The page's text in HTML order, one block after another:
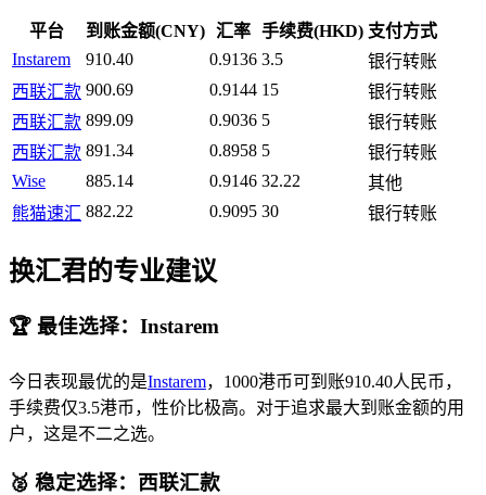
平台 到账金额(CNY) 汇率 手续费(HKD) 支付方式
Instarem
910.40 0.9136 3.5
银行转账
西联汇款 900.69 0.9144 15
银行转账
西联汇款 899.09 0.9036 5
银行转账
西联汇款 891.34 0.8958 5
银行转账
Wise
885.14 0.9146 32.22
其他
熊猫速汇 882.22 0.9095 30 银行转账
换汇君的专业建议
🏆 最佳选择：Instarem
今日表现最优的是Instarem，1000港币可到账910.40人民币，
手续费仅3.5港币，性价比极高。对于追求最大到账金额的用
户，这是不二之选。
🥈 稳定选择：西联汇款